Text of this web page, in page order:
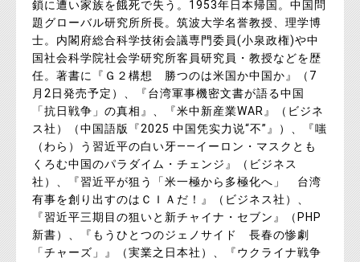
鎖に遭い家族を餓死で失う。1953年日本帰国。中国問
題グローバル研究所所長。筑波大学名誉教授、理学博
士。内閣府総合科学技術会議専門委員(小泉政権)や中
国社会科学院社会学研究所客員研究員・教授などを歴
任。著書に『Ｇ２構想 勝つのは米国か中国か』（7
月2日発売予定）、『台湾軍事機密文書が語る中国
「抗日戦争」の真相』、『米中新産業WAR』（ビジネ
ス社）（中国語版『2025 中国凭实力说“不”』）、『嗤
（わら）う習近平の白い牙――イーロン・マスクとも
くろむ中国のパラダイム・チェンジ』（ビジネス
社）、『習近平が狙う「米一極から多極化へ」 台湾
有事を創り出すのはＣＩＡだ！』（ビジネス社）、
『習近平三期目の狙いと新チャイナ・セブン』（PHP
新書）、『もうひとつのジェノサイド 長春の惨劇
「チャーズ」』（実業之日本社）、『ウクライナ戦争